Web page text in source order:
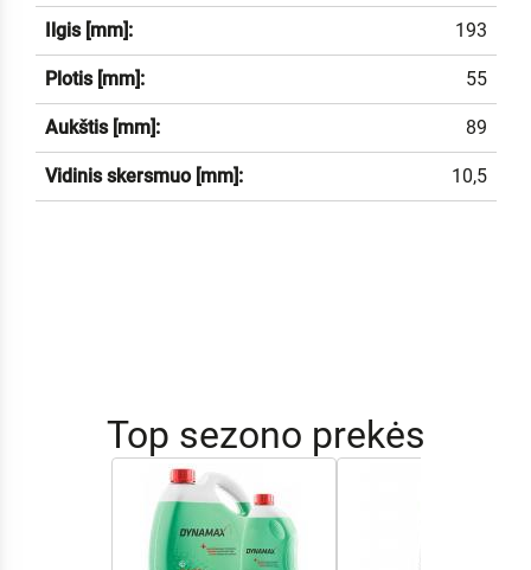
Ilgis [mm]: 193
Plotis [mm]: 55
Aukštis [mm]: 89
Vidinis skersmuo [mm]: 10,5
Top sezono prekės